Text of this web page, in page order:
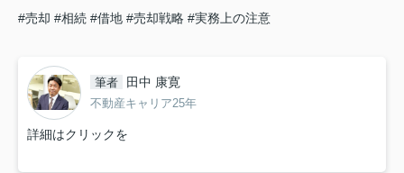
#売却 #相続 #借地 #売却戦略 #実務上の注意
筆者 田中 康寛
不動産キャリア25年
詳細はクリックを